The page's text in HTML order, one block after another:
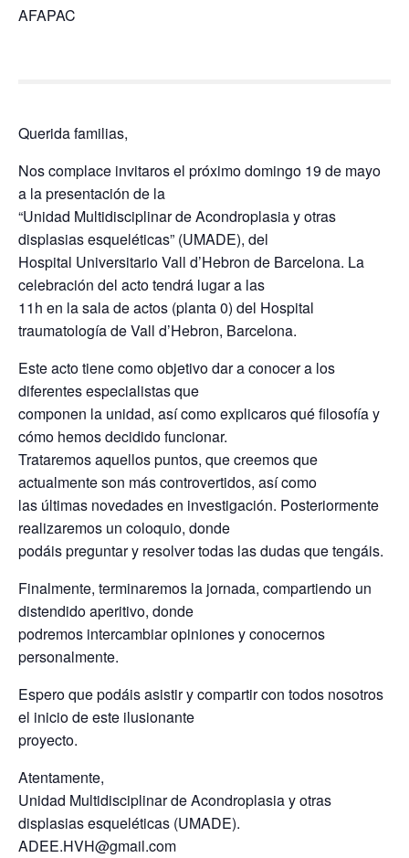
AFAPAC
Querida familias,
Nos complace invitaros el próximo domingo 19 de mayo
a la presentación de la
“Unidad Multidisciplinar de Acondroplasia y otras
displasias esqueléticas” (UMADE), del
Hospital Universitario Vall d’Hebron de Barcelona. La
celebración del acto tendrá lugar a las
11h en la sala de actos (planta 0) del Hospital
traumatología de Vall d’Hebron, Barcelona.
Este acto tiene como objetivo dar a conocer a los
diferentes especialistas que
componen la unidad, así como explicaros qué filosofía y
cómo hemos decidido funcionar.
Trataremos aquellos puntos, que creemos que
actualmente son más controvertidos, así como
las últimas novedades en investigación. Posteriormente
realizaremos un coloquio, donde
podáis preguntar y resolver todas las dudas que tengáis.
Finalmente, terminaremos la jornada, compartiendo un
distendido aperitivo, donde
podremos intercambiar opiniones y conocernos
personalmente.
Espero que podáis asistir y compartir con todos nosotros
el inicio de este ilusionante
proyecto.
Atentamente,
Unidad Multidisciplinar de Acondroplasia y otras
displasias esqueléticas (UMADE).
ADEE.HVH@gmail.com